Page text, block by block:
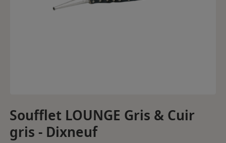
Soufflet LOUNGE Gris & Cuir
gris - Dixneuf